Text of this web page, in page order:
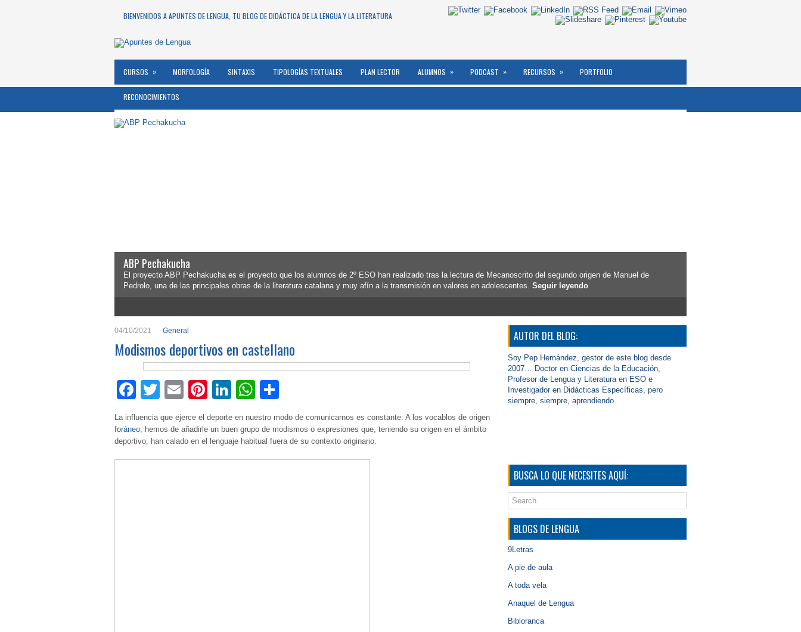
BIENVENIDOS A APUNTES DE LENGUA, TU BLOG DE DIDÁCTICA DE LA LENGUA Y LA LITERATURA
CURSOS » MORFOLOGÍA SINTAXIS TIPOLOGÍAS TEXTUALES PLAN LECTOR ALUMNOS » PODCAST » RECURSOS » PORTFOLIO
RECONOCIMIENTOS
ABP Pechakucha
El proyecto ABP Pechakucha es el proyecto que los alumnos de 2º ESO han realizado tras la lectura de Mecanoscrito del segundo origen de Manuel de
Pedrolo, una de las principales obras de la literatura catalana y muy afín a la transmisión en valores en adolescentes. Seguir leyendo
04/10/2021 General
Modismos deportivos en castellano
Facebook
Twitter
EmailPinterest
LinkedIn
WhatsApp
La influencia que ejerce el deporte en nuestro modo de comunicarnos es constante. A los vocablos de origen
foráneo, hemos de añadirle un buen grupo de modismos o expresiones que, teniendo su origen en el ámbito
deportivo, han calado en el lenguaje habitual fuera de su contexto originario.
AUTOR DEL BLOG:
Soy Pep Hernández, gestor de este blog desde
2007… Doctor en Ciencias de la Educación,
Profesor de Lengua y Literatura en ESO e
Investigador en Didácticas Específicas, pero
siempre, siempre, aprendiendo.
BUSCA LO QUE NECESITES AQUÍ:
BLOGS DE LENGUA
9Letras
A pie de aula
A toda vela
Anaquel de Lengua
Bibloranca